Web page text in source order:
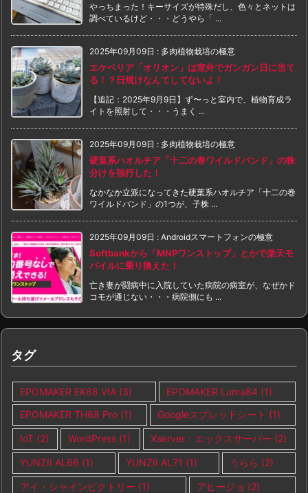
やっちまった！キーサイズが特殊だし、色々とネットは
調べているけど・・・どうやら「 ...
2025年09月09日 : 多肉植物栽培の極意
エケベリア「オリオン」は室外でガンガン日に当て
る！？日焼けなんてしてないよ！
【追記：2025年9月9日】ず〜っと室内で、植物育成ラ
イトを照射して・・・うまく ...
2025年09月09日 : 多肉植物栽培の極意
硬葉系ハオルチア「十二の巻ワイルドバンド」の株
分けを強行した！
なかなか立派になってきた硬葉系ハオルチア「十二の巻
ワイルドバンド」の1つが、子株 ...
2025年09月09日 : Androidスマートフォンの極意
Softbankから「MNPワンストップ」とかで楽天モ
バイルに乗り換えた！
亡き妻が闘病中に入院していた病院の病室が、なぜかド
コモが通じない・・・病院側にも ...
タグ
EPOMAKER EK68 VIA (3) EPOMAKER Luma84(1)
EPOMAKER TH68 Pro (1) Googleスプレッドシート (1)
IoT (2) WordPress (1) Xserver：エックスサーバー (2)
YUNZII AL66 (1) YUNZII AL71 (1) うらら (2)
アイ・シャインビクトリー (1) アヒージョ (2)